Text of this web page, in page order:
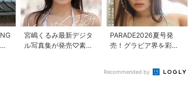
宮嶋くるみ最新デジタ
ル写真集が発売♡素顔
PARADE2026夏号発
売！グラビア界を彩る
Recommended by